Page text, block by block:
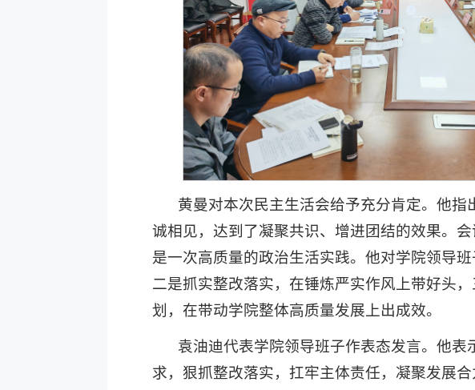
黄曼对本次民主生活会给予充分肯定。他
诚相见，达到了凝聚共识、增进团结的效果。
是一次高质量的政治生活实践。他对学院领导
二是抓实整改落实，在锤炼严实作风上带好头
划，在带动学院整体高质量发展上出成效。
袁油迪代表学院领导班子作表态发言。他
求，狠抓整改落实，扛牢主体责任，凝聚发展